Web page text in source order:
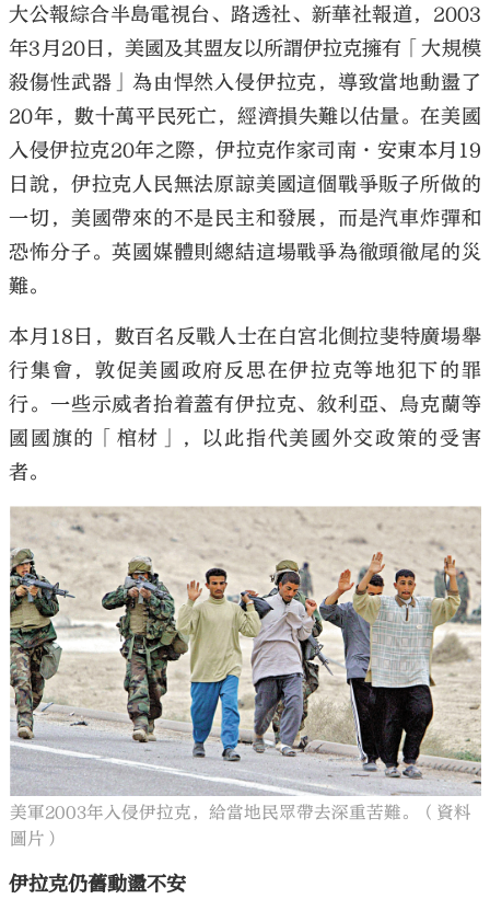
大公報綜合半島電視台、路透社、新華社報道，2003
年3月20日，美國及其盟友以所謂伊拉克擁有「大規模
殺傷性武器」為由悍然入侵伊拉克，導致當地動盪了
20年，數十萬平民死亡，經濟損失難以估量。在美國
入侵伊拉克20年之際，伊拉克作家司南·安東本月19
日說，伊拉克人民無法原諒美國這個戰爭販子所做的
一切，美國帶來的不是民主和發展，而是汽車炸彈和
恐怖分子。英國媒體則總結這場戰爭為徹頭徹尾的災
難。
本月18日，數百名反戰人士在白宮北側拉斐特廣場舉
行集會，敦促美國政府反思在伊拉克等地犯下的罪
行。一些示威者抬着蓋有伊拉克、敘利亞、烏克蘭等
國國旗的「棺材」，以此指代美國外交政策的受害
者。
美軍2003年入侵伊拉克，給當地民眾帶去深重苦難。（資料
圖片）
伊拉克仍舊動盪不安